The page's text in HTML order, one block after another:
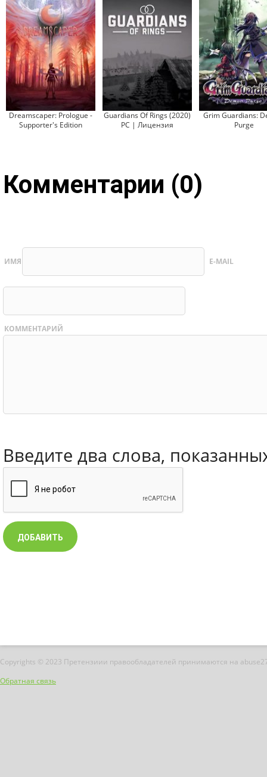
Dreamscaper: Prologue -
Supporter's Edition
Guardians Of Rings (2020)
PC | Лицензия
Grim Guardians:
Purge
Комментарии (0)
ИМЯ E-MAIL
КОММЕНТАРИЙ
Введите два слова,
Copyrights © 2023 Претензиии правообладателей принимаются на
Обратная связь